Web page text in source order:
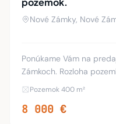
Nové Zámky, Nové
Ponúkame Vám na
Zámkoch. Rozloha
Pozemok 400 m²
8 000 €